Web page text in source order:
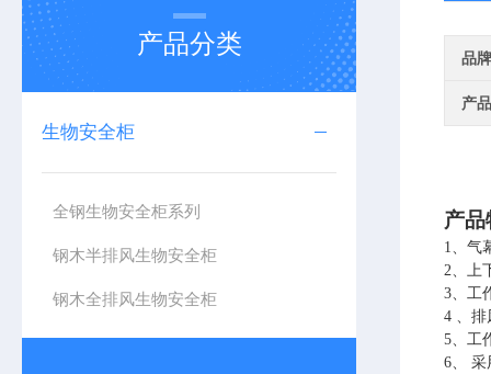
产品分类
生物安全柜
全钢生物安全柜系列
钢木半排风生物安全柜
钢木全排风生物安全柜
品牌
产
产品
1、 气
2、 上
3、 工
4 、 排
5、 工
6、
采